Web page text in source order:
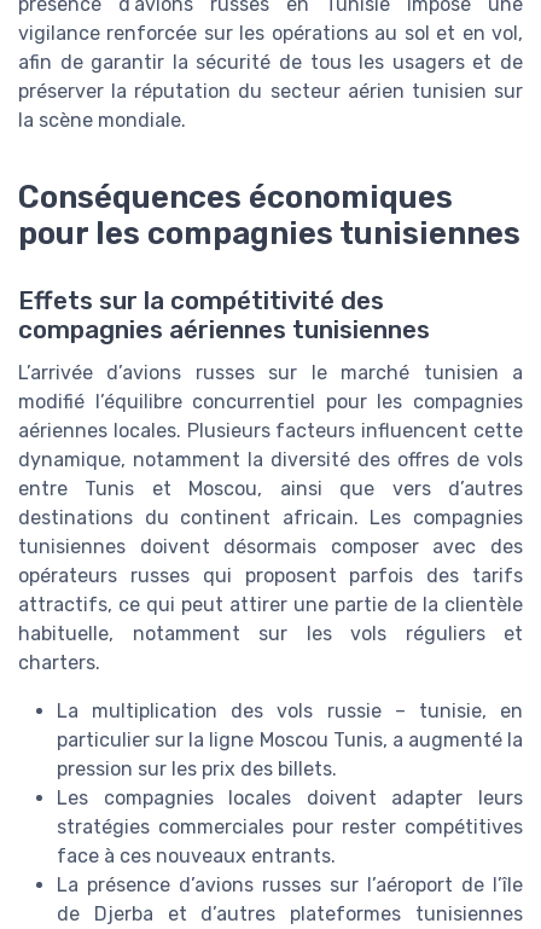
vigilance renforcée sur les opérations au sol et en vol,
afin de garantir la sécurité de tous les usagers et de
préserver la réputation du secteur aérien tunisien sur
la scène mondiale.
Conséquences économiques
pour les compagnies tunisiennes
Effets sur la compétitivité des
compagnies aériennes tunisiennes
L’arrivée d’avions russes sur le marché tunisien a
modifié l’équilibre concurrentiel pour les compagnies
aériennes locales. Plusieurs facteurs influencent cette
dynamique, notamment la diversité des offres de vols
entre Tunis et Moscou, ainsi que vers d’autres
destinations du continent africain. Les compagnies
tunisiennes doivent désormais composer avec des
opérateurs russes qui proposent parfois des tarifs
attractifs, ce qui peut attirer une partie de la clientèle
habituelle, notamment sur les vols réguliers et
charters.
La multiplication des vols russie – tunisie, en
particulier sur la ligne Moscou Tunis, a augmenté la
pression sur les prix des billets.
Les compagnies locales doivent adapter leurs
stratégies commerciales pour rester compétitives
face à ces nouveaux entrants.
La présence d’avions russes sur l’aéroport de l’île
de Djerba et d’autres plateformes tunisiennes